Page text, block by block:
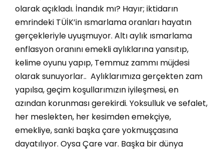
olarak açıkladı. İnandık mı? Hayır; iktidarın
emrindeki TÜİK’in ısmarlama oranları hayatın
gerçekleriyle uyuşmuyor. Altı aylık ısmarlama
enflasyon oranını emekli aylıklarına yansıtıp,
kelime oyunu yapıp, Temmuz zammı müjdesi
olarak sunuyorlar.. Aylıklarımıza gerçekten zam
yapılsa, geçim koşullarımızın iyileşmesi, en
azından korunması gerekirdi. Yoksulluk ve sefalet,
her meslekten, her kesimden emekçiye,
emekliye, sanki başka çare yokmuşçasına
dayatılıyor. Oysa Çare var. Başka bir dünya